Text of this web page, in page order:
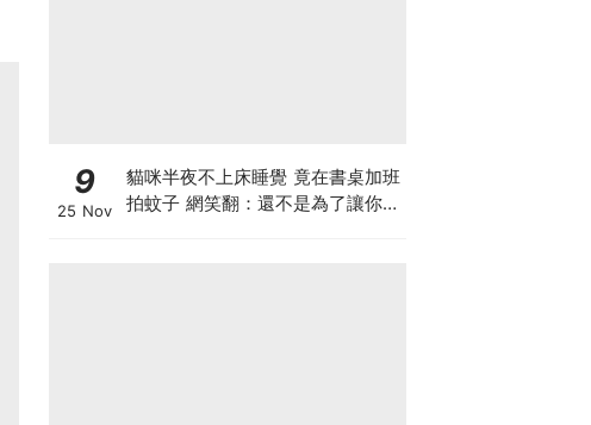
9
25 Nov
貓咪半夜不上床睡覺 竟在書桌加班
拍蚊子 網笑翻：還不是為了讓你睡